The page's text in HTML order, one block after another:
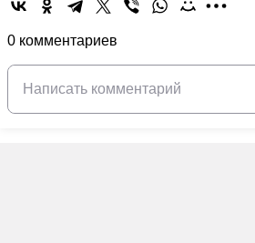
0 комментариев